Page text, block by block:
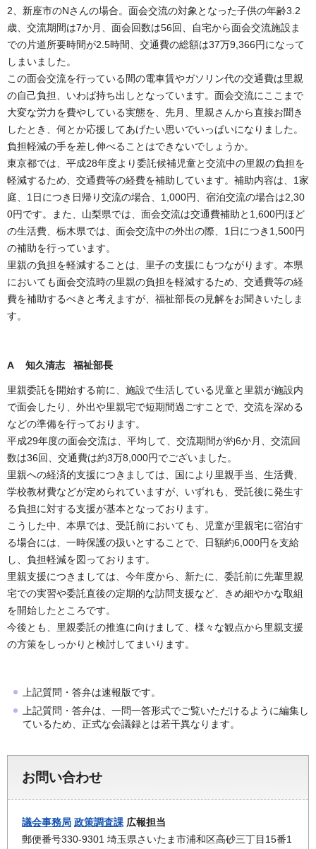
2、新座市のNさんの場合。面会交流の対象となった子供の年齢3.2
歳、交流期間は7か月、面会回数は56回、自宅から面会交流施設ま
での片道所要時間が2.5時間、交通費の総額は37万9,366円になって
しまいました。
この面会交流を行っている間の電車賃やガソリン代の交通費は里親
の自己負担、いわば持ち出しとなっています。面会交流にここまで
大変な労力を費やしている実態を、先月、里親さんから直接お聞き
したとき、何とか応援してあげたい思いでいっぱいになりました。
負担軽減の手を差し伸べることはできないでしょうか。
東京都では、平成28年度より委託候補児童と交流中の里親の負担を
軽減するため、交通費等の経費を補助しています。補助内容は、1家
庭、1日につき日帰り交流の場合、1,000円、宿泊交流の場合は2,30
0円です。また、山梨県では、面会交流は交通費補助と1,600円ほど
の生活費、栃木県では、面会交流中の外出の際、1日につき1,500円
の補助を行っています。
里親の負担を軽減することは、里子の支援にもつながります。本県
においても面会交流時の里親の負担を軽減するため、交通費等の経
費を補助するべきと考えますが、福祉部長の見解をお聞きいたしま
す。
A 知久清志 福祉部長
里親委託を開始する前に、施設で生活している児童と里親が施設内
で面会したり、外出や里親宅で短期間過ごすことで、交流を深める
などの準備を行っております。
平成29年度の面会交流は、平均して、交流期間が約6か月、交流回
数は36回、交通費は約3万8,000円でございました。
里親への経済的支援につきましては、国により里親手当、生活費、
学校教材費などが定められていますが、いずれも、受託後に発生す
る負担に対する支援が基本となっております。
こうした中、本県では、受託前においても、児童が里親宅に宿泊す
る場合には、一時保護の扱いとすることで、日額約6,000円を支給
し、負担軽減を図っております。
里親支援につきましては、今年度から、新たに、委託前に先輩里親
宅での実習や委託直後の定期的な訪問支援など、きめ細やかな取組
を開始したところです。
今後とも、里親委託の推進に向けまして、様々な観点から里親支援
の方策をしっかりと検討してまいります。
上記質問・答弁は速報版です。
上記質問・答弁は、一問一答形式でご覧いただけるように編集し
ているため、正式な会議録とは若干異なります。
お問い合わせ
議会事務局 政策調査課 広報担当
郵便番号330-9301 埼玉県さいたま市浦和区高砂三丁目15番1